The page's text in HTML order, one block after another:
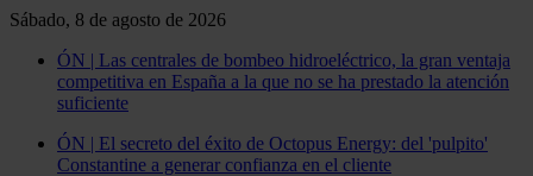
Sábado, 8 de agosto de 2026
ÓN | Las centrales de bombeo hidroeléctrico, la gran ventaja
competitiva en España a la que no se ha prestado la atención
suficiente
ÓN | El secreto del éxito de Octopus Energy: del 'pulpito'
Constantine a generar confianza en el cliente